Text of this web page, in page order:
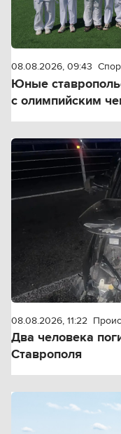
08.08.2026, 09:43
Юные
с олимпийским
08.08.2026, 11:22
Два человека
Ставрополя